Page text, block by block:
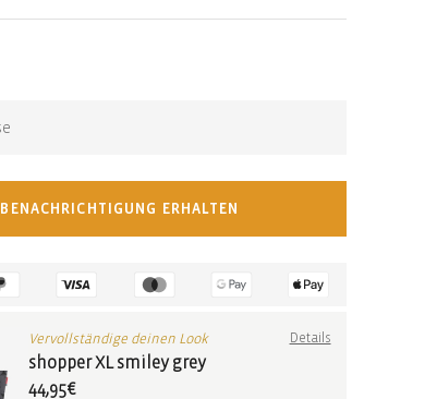
BENACHRICHTIGUNG ERHALTEN
Vervollständige deinen Look Details
shopper XL smiley grey
44,95€